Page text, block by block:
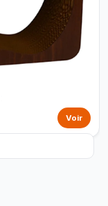
Voir